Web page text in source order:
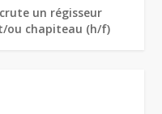
un régisseur
ou chapiteau (h/f)